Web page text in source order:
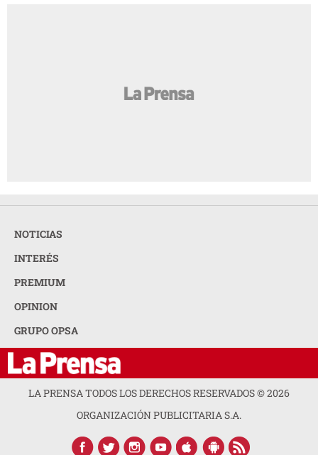
NOTICIAS
INTERÉS
PREMIUM
OPINION
GRUPO OPSA
LA PRENSA TODOS LOS DERECHOS RESERVADOS ©2026
ORGANIZACIÓN PUBLICITARIA S.A.